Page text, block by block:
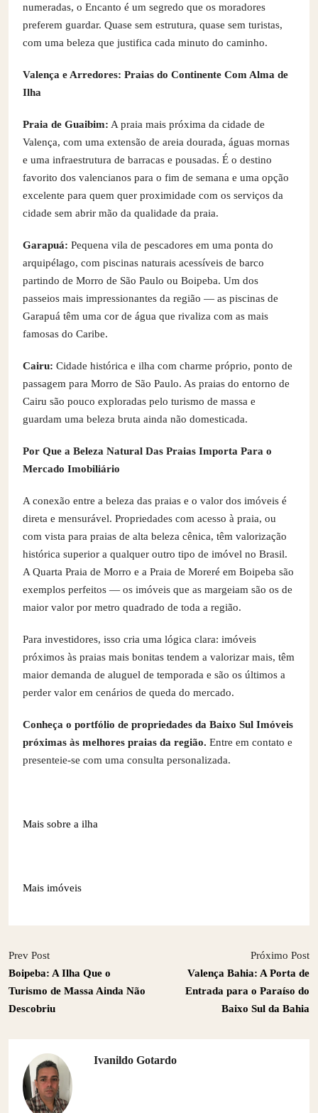
numeradas, o Encanto é um segredo que os moradores
preferem guardar. Quase sem estrutura, quase sem turistas,
com uma beleza que justifica cada minuto do caminho.
Valença e Arredores: Praias do Continente Com Alma de
Ilha
Praia de Guaibim: A praia mais próxima da cidade de
Valença, com uma extensão de areia dourada, águas mornas
e uma infraestrutura de barracas e pousadas. É o destino
favorito dos valencianos para o fim de semana e uma opção
excelente para quem quer proximidade com os serviços da
cidade sem abrir mão da qualidade da praia.
Garapuá: Pequena vila de pescadores em uma ponta do
arquipélago, com piscinas naturais acessíveis de barco
partindo de Morro de São Paulo ou Boipeba. Um dos
passeios mais impressionantes da região — as piscinas de
Garapuá têm uma cor de água que rivaliza com as mais
famosas do Caribe.
Cairu: Cidade histórica e ilha com charme próprio, ponto de
passagem para Morro de São Paulo. As praias do entorno de
Cairu são pouco exploradas pelo turismo de massa e
guardam uma beleza bruta ainda não domesticada.
Por Que a Beleza Natural Das Praias Importa Para o
Mercado Imobiliário
A conexão entre a beleza das praias e o valor dos imóveis é
direta e mensurável. Propriedades com acesso à praia, ou
com vista para praias de alta beleza cênica, têm valorização
histórica superior a qualquer outro tipo de imóvel no Brasil.
A Quarta Praia de Morro e a Praia de Moreré em Boipeba são
exemplos perfeitos — os imóveis que as margeiam são os de
maior valor por metro quadrado de toda a região.
Para investidores, isso cria uma lógica clara: imóveis
próximos às praias mais bonitas tendem a valorizar mais, têm
maior demanda de aluguel de temporada e são os últimos a
perder valor em cenários de queda do mercado.
Conheça o portfólio de propriedades da Baixo Sul Imóveis
próximas às melhores praias da região. Entre em contato e
presenteie-se com uma consulta personalizada.
Mais sobre a ilha
Mais imóveis
Prev Post
Boipeba: A Ilha Que o
Turismo de Massa Ainda Não
Descobriu
Próximo Post
Valença Bahia: A Porta de
Entrada para o Paraíso do
Baixo Sul da Bahia
Ivanildo Gotardo